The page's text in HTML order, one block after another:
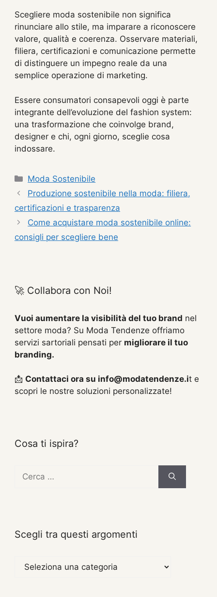
Scegliere moda sostenibile non significa
rinunciare allo stile, ma imparare a riconoscere
valore, qualità e coerenza. Osservare materiali,
filiera, certificazioni e comunicazione permette
di distinguere un impegno reale da una
semplice operazione di marketing.
Essere consumatori consapevoli oggi è parte
integrante dell’evoluzione del fashion system:
una trasformazione che coinvolge brand,
designer e chi, ogni giorno, sceglie cosa
indossare.
Categorie
Moda Sostenibile
Produzione sostenibile nella moda: filiera,
certificazioni e trasparenza
Come acquistare moda sostenibile online:
consigli per scegliere bene
🚀 Collabora con Noi!
Vuoi aumentare la visibilità del tuo brand nel
settore moda? Su Moda Tendenze offriamo
servizi sartoriali pensati per migliorare il tuo
branding.
📩 Contattaci ora su info@modatendenze.it e
scopri le nostre soluzioni personalizzate!
Cosa ti ispira?
Ricerca
Scegli tra questi argomenti
Scegli